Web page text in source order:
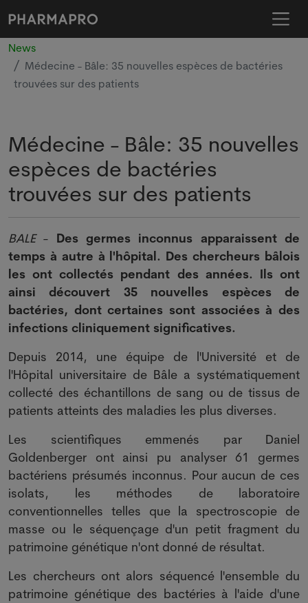
News
Médecine - Bâle: 35 nouvelles espèces de bactéries
trouvées sur des patients
Médecine - Bâle: 35 nouvelles
espèces de bactéries
trouvées sur des patients
BALE- Des germes inconnus apparaissent de
temps à autre à l'hôpital. Des chercheurs bâlois
les ont collectés pendant des années. Ils ont
ainsi découvert 35 nouvelles espèces de
bactéries, dont certaines sont associées à des
infections cliniquement significatives.
Depuis 2014, une équipe de l'Université et de
l'Hôpital universitaire de Bâle a systématiquement
collecté des échantillons de sang ou de tissus de
patients atteints des maladies les plus diverses.
Les scientifiques emmenés par Daniel
Goldenberger ont ainsi pu analyser 61 germes
bactériens présumés inconnus. Pour aucun de ces
isolats, les méthodes de laboratoire
conventionnelles telles que la spectroscopie de
masse ou le séquençage d'un petit fragment du
patrimoine génétique n'ont donné de résultat.
Les chercheurs ont alors séquencé l'ensemble du
patrimoine génétique des bactéries à l'aide d'une